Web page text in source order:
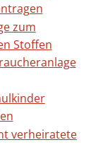
zum
Stoffen
verheiratete